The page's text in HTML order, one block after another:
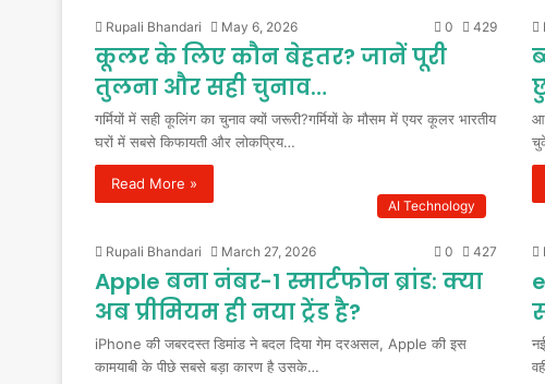
Rupali Bhandari May 6, 2026 0 429
कूलर के लिए कौन बेहतर? जानें पूरी
तुलना और सही चुनाव…
गर्मियों में सही कूलिंग का चुनाव क्यों जरूरी?गर्मियों के मौसम में एयर कूलर भारतीय
घरों में सबसे किफायती और लोकप्रिय…
Read More »
AI Technology
Rupali Bhandari March 27, 2026 0 427
Apple बना नंबर-1 स्मार्टफोन ब्रांड: क्या
अब प्रीमियम ही नया ट्रेंड है?
iPhone की जबरदस्त डिमांड ने बदल दिया गेम दरअसल, Apple की इस
कामयाबी के पीछे सबसे बड़ा कारण है उसके…